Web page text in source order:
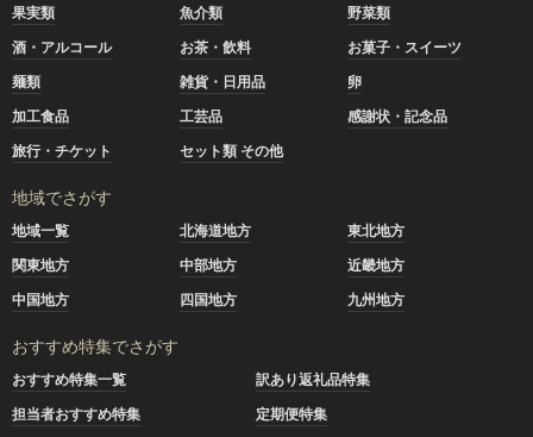
果実類
魚介類
野菜類
酒・アルコール
お茶・飲料
お菓子・スイーツ
麺類
雑貨・日用品
卵
加工食品
工芸品
感謝状・記念品
旅行・チケット
セット類 その他
地域でさがす
地域一覧 北海道地方
東北地方
関東地方
中部地方
近畿地方
中国地方
四国地方 九州地方
おすすめ特集でさがす
おすすめ特集一覧
訳あり返礼品特集
担当者おすすめ特集
定期便特集